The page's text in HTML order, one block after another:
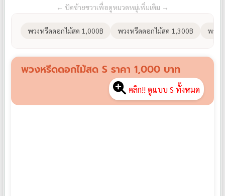
← ปัดซ้ายขวาเพื่อดูหมวดหมู่เพิ่มเติม →
พวงหรีดดอกไม้สด 1,000฿ พวงหรีดดอกไม้สด 1,300฿ พวง
พวงหรีดดอกไม้สด S ราคา 1,000 บาท
คลิก!! ดูแบบ S ทั้งหมด